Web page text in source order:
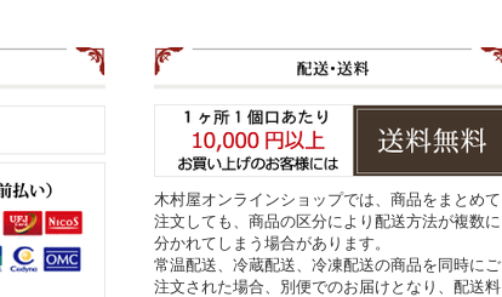
木村屋オンラインショップでは、商品をまとめて
注文しても、商品の区分により配送方法が複数に
分かれてしまう場合があります。
常温配送、冷蔵配送、冷凍配送の商品を同時にご
注文された場合、別便でのお届けとなり、配送料